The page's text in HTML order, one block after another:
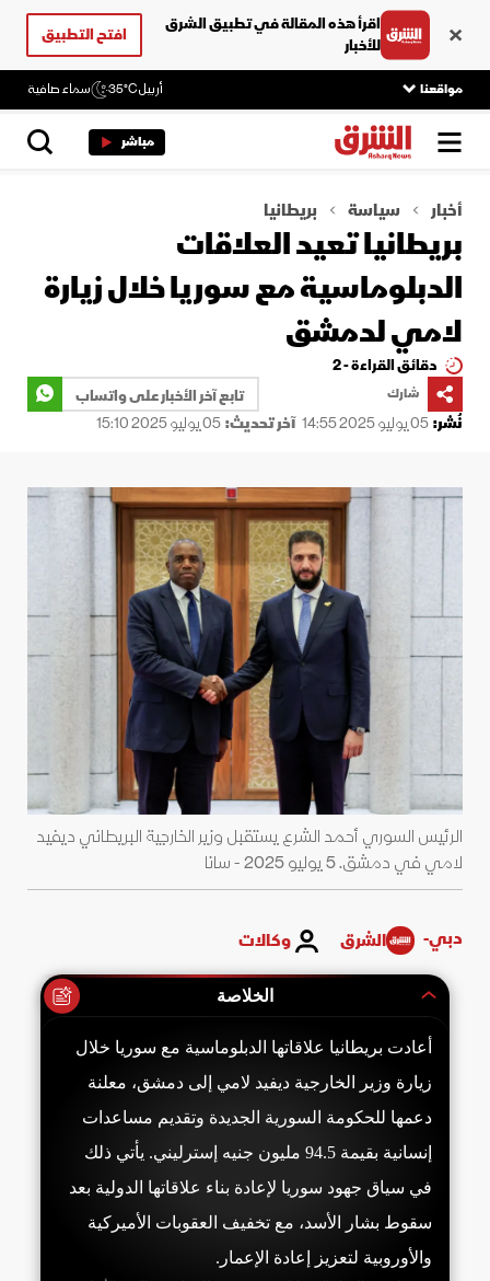
اقرأ هذه المقالة في تطبيق الشرق
للأخبار
افتح التطبيق
مواقعنا أربيل35°C سماء صافية
مباشر
أخبار سياسة بريطانيا
بريطانيا تعيد العلاقات
الدبلوماسية مع سوريا خلال زيارة
لامي لدمشق
دقائق القراءة - 2
شارك
تابع آخر الأخبار على واتساب
نُشر:05 يوليو 2025 14:55 آخر تحديث:05 يوليو 2025 15:10
الرئيس السوري أحمد الشرع يستقبل وزير الخارجية البريطاني ديفيد
لامي في دمشق. 5 يوليو 2025 - سانا
دبي- الشرق وكالات
الخلاصة
أعادت بريطانيا علاقاتها الدبلوماسية مع سوريا خلال
زيارة وزير الخارجية ديفيد لامي إلى دمشق، معلنة
دعمها للحكومة السورية الجديدة وتقديم مساعدات
إنسانية بقيمة 94.5 مليون جنيه إسترليني. يأتي ذلك
في سياق جهود سوريا لإعادة بناء علاقاتها الدولية بعد
سقوط بشار الأسد، مع تخفيف العقوبات الأميركية
والأوروبية لتعزيز إعادة الإعمار.